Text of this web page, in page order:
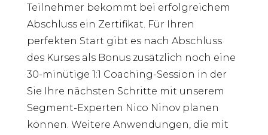
Teilnehmer bekommt bei erfolgreichem
Abschluss ein Zertifikat. Für Ihren
perfekten Start gibt es nach Abschluss
des Kurses als Bonus zusätzlich noch eine
30-minütige 1:1 Coaching-Session in der
Sie Ihre nächsten Schritte mit unserem
Segment-Experten Nico Ninov planen
können. Weitere Anwendungen, die mit